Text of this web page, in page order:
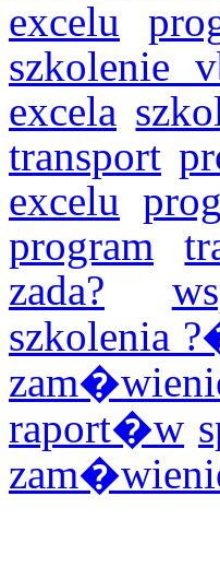
excelu
szkolenie
excela
transport
excelu
program
zada?
szkolenia
raport�w